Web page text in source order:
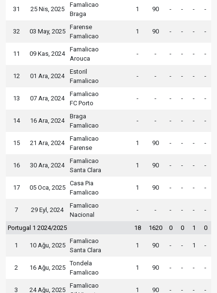
31 25 Nis, 2025
Famalicao
Braga
1 90 - - - -
32 03 May, 2025
Farense
Famalicao
1 90 - - - -
11 09 Kas, 2024
Famalicao
Arouca
- - - - - -
12 01 Ara, 2024
Estoril
Famalicao
- - - - - -
13 07 Ara, 2024
Famalicao
FC Porto
- - - - - -
14 16 Ara, 2024
Braga
Famalicao
- - - - - -
15 21 Ara, 2024
Famalicao
Farense
1 90 - - - -
16 30 Ara, 2024
Famalicao
Santa Clara
1 90 - - - -
17 05 Oca, 2025
Casa Pia
Famalicao
1 90 - - - -
7 29 Eyl, 2024
Famalicao
Nacional
- - - - - -
Portugal 1 2024/2025 18 1620 0 0 1 0
1 10 Ağu, 2025
Famalicao
Santa Clara
1 90 - - 1 -
2 16 Ağu, 2025
Tondela
Famalicao
1 90 - - - -
3 24 Ağu, 2025
Famalicao
1 90 - - - -